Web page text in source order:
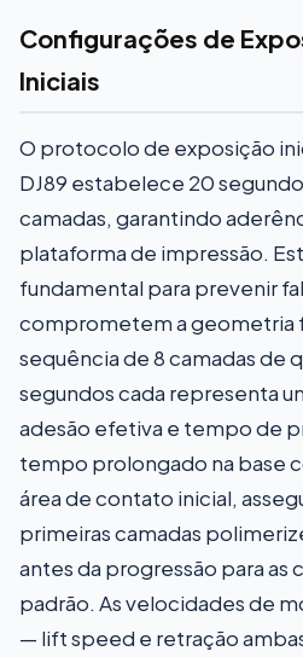
Configurações de
Iniciais
O protocolo de exposição
DJ89 estabelece 20
camadas, garantindo
plataforma de impressão.
fundamental para prevenir
comprometem a geometria
sequência de 8 camadas de
segundos cada representa
adesão efetiva e tempo de
tempo prolongado na base
área de contato inicial,
primeiras camadas
antes da progressão para as
padrão. As velocidades de
— lift speed e retração